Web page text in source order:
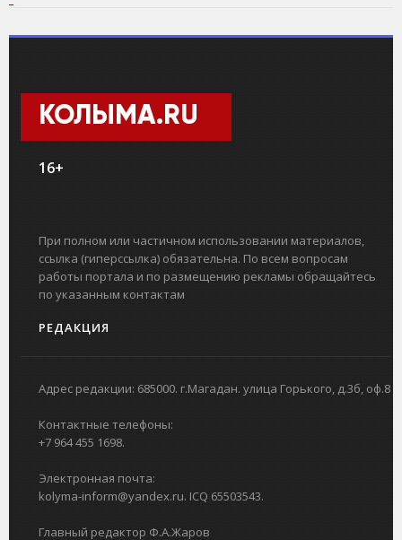
КОЛЫМА.RU
16+
При полном или частичном использовании материалов,
ссылка (гиперссылка) обязательна. По всем вопросам
работы портала и по размещению рекламы обращайтесь
по указанным контактам
РЕДАКЦИЯ
Адрес редакции: 685000. г.Магадан. улица Горького, д.3б, оф.8
Контактные телефоны:
+7 964 455 1698.
Электронная почта:
kolyma-inform@yandex.ru. ICQ 65503543.
Главный редактор Ф.А.Жаров